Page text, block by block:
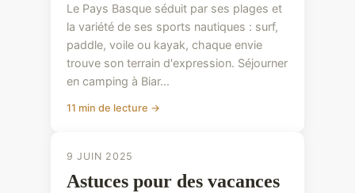
Le Pays Basque séduit par ses plages et
la variété de ses sports nautiques : surf,
paddle, voile ou kayak, chaque envie
trouve son terrain d'expression. Séjourner
en camping à Biar...
11 min de lecture →
9 JUIN 2025
Astuces pour des vacances